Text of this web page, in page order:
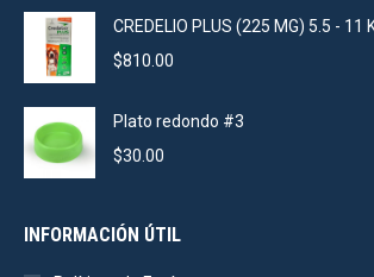
CREDELIO PLUS (225 MG) 5.5 - 11
$810.00
Plato redondo #3
$30.00
INFORMACIÓN ÚTIL